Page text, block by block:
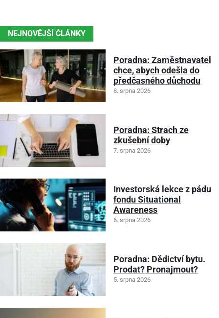
NEJNOVĚJŠÍ ČLÁNKY
Poradna: Zaměstnavatel
chce, abych odešla do
předčasného důchodu
8. srpna 2026
Poradna: Strach ze
zkušební doby
7. srpna 2026
Investorská lekce z pádu
fondu Situational
Awareness
6. srpna 2026
Poradna: Dědictví bytu.
Prodat? Pronajmout?
5. srpna 2026